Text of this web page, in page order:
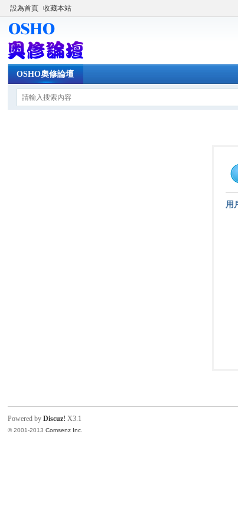
設為首頁 收藏本站
OSHO奧修論壇
用
Powered byDiscuz! X3.1
© 2001-2013Comsenz Inc.